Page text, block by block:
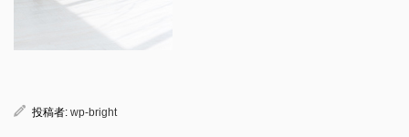
投稿者: wp-bright